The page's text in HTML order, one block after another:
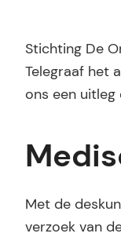
Stichting De
Telegraaf het
ons een uitleg
Met de
verzoek van